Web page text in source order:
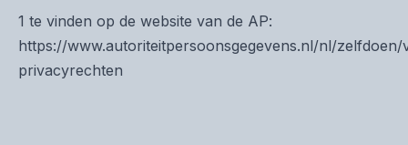
1 te vinden op de website van de AP:
https://www.autoriteitpersoonsgegevens.nl/nl/
privacyrechten